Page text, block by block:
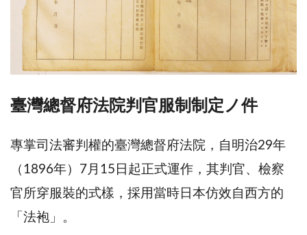
臺灣總督府法院判官服制制定ノ件
專掌司法審判權的臺灣總督府法院，自明治29年
（1896年）7月15日起正式運作，其判官、檢察
官所穿服裝的式樣，採用當時日本仿效自西方的
「法袍」。